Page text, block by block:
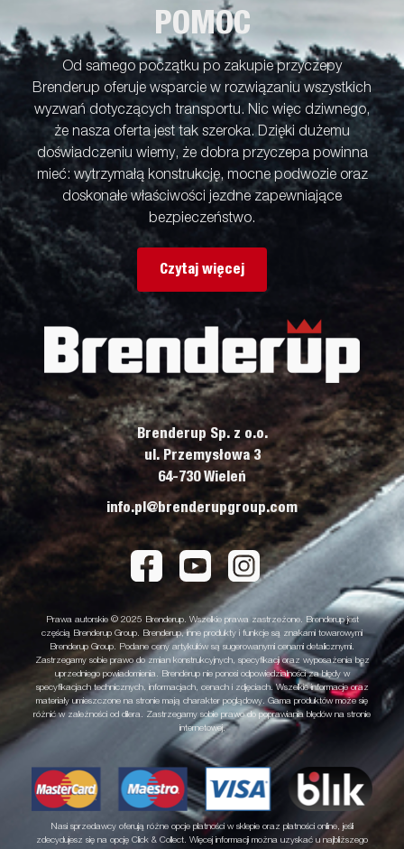
POMOC
Od samego początku po zakupie przyczepy
Brenderup oferuje wsparcie w rozwiązaniu wszystkich
wyzwań dotyczących transportu. Nic więc dziwnego,
że nasza oferta jest tak szeroka. Dzięki dużemu
doświadczeniu wiemy, że dobra przyczepa powinna
mieć: wytrzymałą konstrukcję, mocne podwozie oraz
doskonałe właściwości jezdne zapewniające
bezpieczeństwo.
Czytaj więcej
Brenderup Sp. z o.o.
ul. Przemysłowa 3
64-730 Wieleń
info.pl@brenderupgroup.com
Prawa autorskie © 2025 Brenderup. Wszelkie prawa zastrzeżone. Brenderup jest
częścią Brenderup Group. Brenderup, inne produkty i funkcje są znakami towarowymi
Brenderup Group. Podane ceny artykułów są sugerowanymi cenami detalicznymi.
Zastrzegamy sobie prawo do zmian konstrukcyjnych, specyfikacji oraz wyposażenia bez
uprzedniego powiadomienia. Brenderup nie ponosi odpowiedzialności za błędy w
specyfikacjach technicznych, informacjach, cenach i zdjęciach. Wszelkie informacje oraz
materiały umieszczone na stronie mają charakter poglądowy. Gama produktów może się
różnić w zależności od dilera. Zastrzegamy sobie prawo do poprawiania błędów na stronie
internetowej.
Nasi sprzedawcy oferują różne opcje płatności w sklepie oraz płatności online, jeśli
zdecydujesz się na opcję Click & Collect. Więcej informacji można uzyskać u najbliższego